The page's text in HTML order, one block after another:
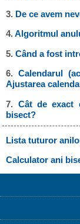
3. De ce avem
4.Algoritmul
5.Când a fost
6. Calendarul
Ajustarea
7. Cât de exact
bisect?
Lista tuturor
Calculator ani